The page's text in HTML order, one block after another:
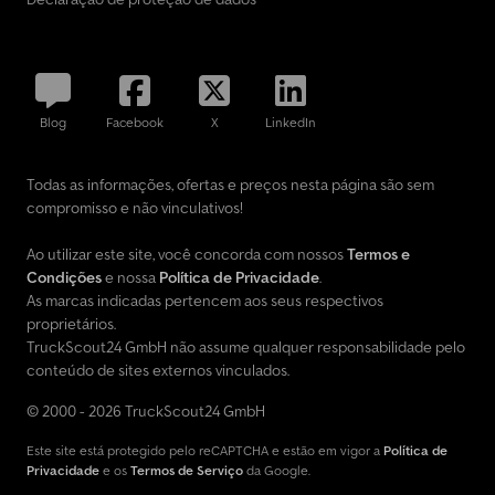
constantemente renovado de 1.200 camiões usados, tratores e
Trucks? Simples! • Estoque grande e rotativo • Qualidade visível •
Preço competitivo • Comércio justo • Equipe multilíngue •
Compreensão das necessidades do cliente • Assistência na
Segurança de "qualidade reconhecida" • E muito mais... Visite o
nosso site para ofertas especiais e estoque completo: O leasing
europeus! Calcule rapidamente a sua prestação de leasing e
envie um pedido através do nosso site. Peça diretamente o nosso
pacote de garantia europeia.
Blog Facebook X LinkedIn
Todas as informações, ofertas e preços nesta página são sem
compromisso e não vinculativos!
Ao utilizar este site, você concorda com nossosTermos e
Condiçõese nossa Política de Privacidade.
As marcas indicadas pertencem aos seus respectivos
proprietários.
TruckScout24 GmbH não assume qualquer responsabilidade pelo
conteúdo de sites externos vinculados.
© 2000 - 2026 TruckScout24 GmbH
Este site está protegido pelo reCAPTCHA e estão em vigor a Política de
Privacidade e os Termos de Serviço da Google.